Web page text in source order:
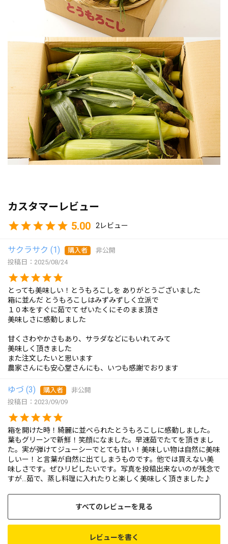
カスタマーレビュー
5.00
2
サクラサク 1 購入者
非公開
投稿日
2025/08/24
とっても美味しい！とうもろこしを ありがとうございました
箱に並んだ とうもろこしはみずみずしく立派で
１０本をすぐに茹でて ぜいたくにそのまま頂き
美味しさに感動しました
甘くさわやかさもあり、サラダなどにもいれてみて
美味しく頂きました
また注文したいと思います
農家さんにも安心堂さんにも、いつも感謝でおります
ゆづ 3 購入者
非公開
投稿日
2023/09/09
箱を開けた時！綺麗に並べられたとうもろこしに感動しました。
葉もグリーンで新鮮！笑顔になました。早速茹でたてを頂きまし
た。実が弾けてジューシーでとても甘い！美味しい物は自然に美味
しいー！と言葉が自然に出てしまうものです。他では買えない美
味しさです。ぜひリピしたいです。写真を投稿出来ないのが残念で
すが…茹で、蒸し料理に入れたりと楽しく美味しく頂きました♪
すべてのレビューを見る
レビューを書く